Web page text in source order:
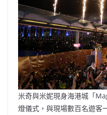
米奇與米妮現身海港城「
燈儀式，與現場數百名遊客